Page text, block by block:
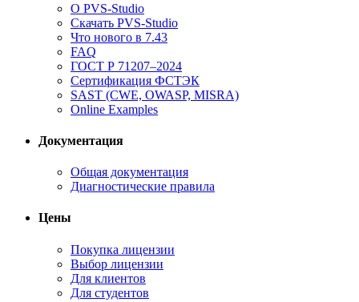
О PVS-Studio
Скачать PVS-Studio
Что нового в 7.43
FAQ
ГОСТ Р 71207–2024
Сертификация ФСТЭК
SAST (CWE, OWASP, MISRA)
Online Examples
Документация
Общая документация
Диагностические правила
Цены
Покупка лицензии
Выбор лицензии
Для клиентов
Для студентов